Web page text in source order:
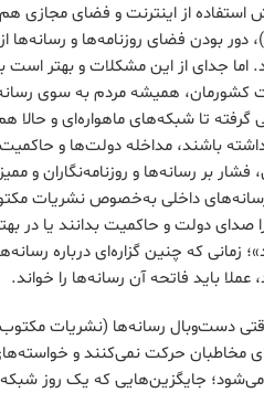
از اینترنت و فضای مجازی هم
دور بودن فضای روزنامه‌ها و
اما جدای از این مشکلات و بهتر است
کشورمان، همیشه مردم به سوی
گرفته تا شبکه‌های ماهواره‌ای و
داشته باشند، مداخله دولت‌ها و
فشار بر رسانه‌ها و روزنامه‌نگاران و
رسانه‌های داخلی به‌خصوص نشریات
را صدای دولت و حاکمیت بدانند یا
زمانی که چنین گزاره‌ای درباره
باید فاتحه آن رسانه‌ها را خواند.
دست‌وبال رسانه‌ها (نشریات
مخاطبان حرکت نمی‌کنند و
جایگزین‌هایی که یک روز